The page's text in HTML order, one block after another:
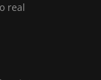
real